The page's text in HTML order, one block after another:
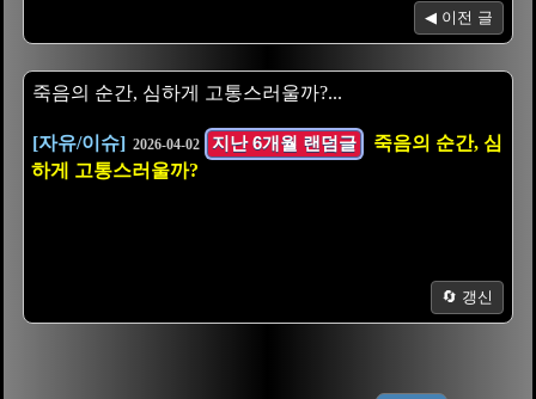
◀ 이전 글
죽음의 순간, 심하게 고통스러울까?...
[자유/이슈] 2026-04-02 지난 6개월 랜덤글
죽음의 순간, 심
하게 고통스러울까?
🔄 갱신